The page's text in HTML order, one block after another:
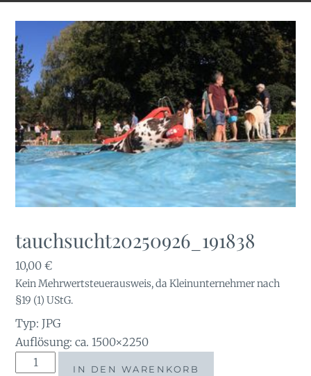
tauchsucht20250926_191838
10,00€
Kein Mehrwertsteuerausweis, da Kleinunternehmer nach
§19 (1) UStG.
Typ: JPG
Auflösung: ca. 1500×2250
tauchsucht20250926_191838
IN DEN WARENKORB